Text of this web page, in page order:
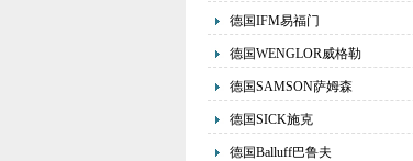
德国IFM易福门
德国WENGLOR威格勒
德国SAMSON萨姆森
德国SICK施克
德国Balluff巴鲁夫